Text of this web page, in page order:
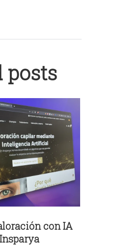
posts
con IA